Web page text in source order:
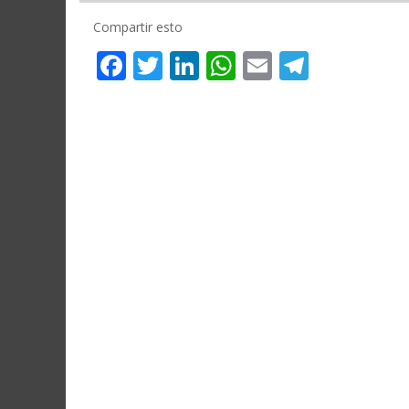
Compartir esto
Facebook
Twitter
LinkedIn
WhatsApp
Email